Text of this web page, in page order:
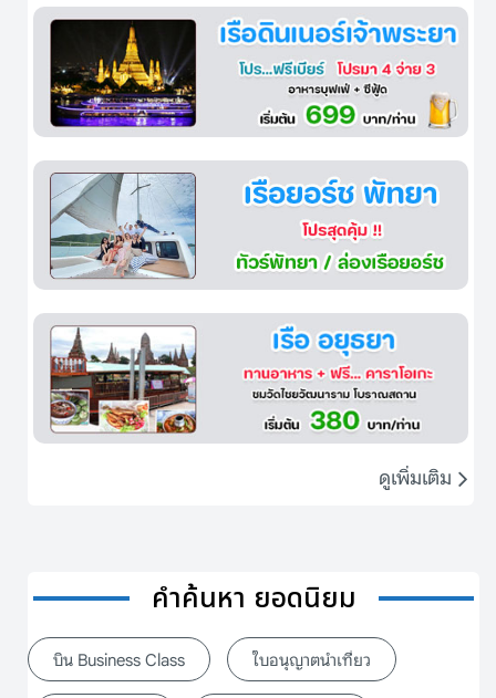
ดูเพิ่มเติม
คำค้นหา ยอดนิยม
บิน Business Class ใบอนุญาตนำเที่ยว